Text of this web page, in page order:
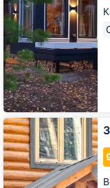
Загородный
отель
ТАО
Берег